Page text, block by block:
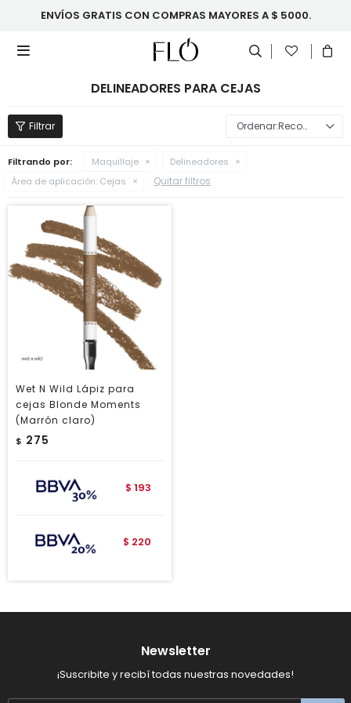
ENVÍOS GRATIS CON COMPRAS MAYORES A $ 5000.

DELINEADORES PARA CEJAS
Recomendados
Filtrando por: Maquillaje
Delineadores
Área de aplicación: Cejas Quitar filtros
Wet N Wild Lápiz para
cejas Blonde Moments
(Marrón claro)
$ 275
$ 193
$ 220
Newsletter
¡Suscribite y recibí todas nuestras novedades!